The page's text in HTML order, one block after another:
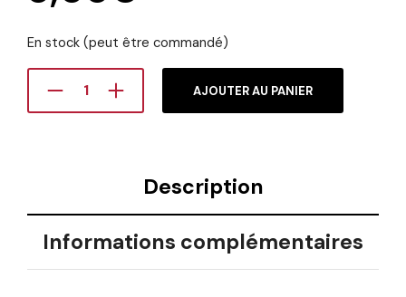
En stock (peut être commandé)
AJOUTER AU PANIER
Description
Informations complémentaires